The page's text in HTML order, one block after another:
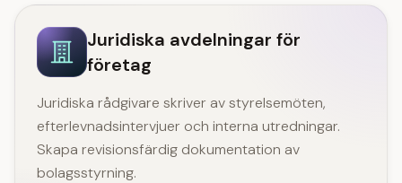
Juridiska avdelningar för
företag
Juridiska rådgivare skriver av styrelsemöten,
efterlevnadsintervjuer och interna utredningar.
Skapa revisionsfärdig dokumentation av
bolagsstyrning.